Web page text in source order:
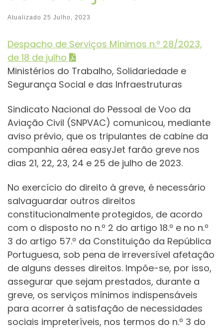
Atualizado 25 Julho, 2023
Despacho de Serviços Mínimos n.º 28/2023,
de 18 de julho
Ministérios do Trabalho, Solidariedade e
Segurança Social e das Infraestruturas
Sindicato Nacional do Pessoal de Voo da
Aviação Civil (SNPVAC) comunicou, mediante
aviso prévio, que os tripulantes de cabine da
companhia aérea easyJet farão greve nos
dias 21, 22, 23, 24 e 25 de julho de 2023.
No exercício do direito à greve, é necessário
salvaguardar outros direitos
constitucionalmente protegidos, de acordo
com o disposto no n.º 2 do artigo 18.º e no n.º
3 do artigo 57.º da Constituição da República
Portuguesa, sob pena de irreversível afetação
de alguns desses direitos. Impõe-se, por isso,
assegurar que sejam prestados, durante a
greve, os serviços mínimos indispensáveis
para acorrer à satisfação de necessidades
sociais impreteríveis, nos termos do n.º 3 do